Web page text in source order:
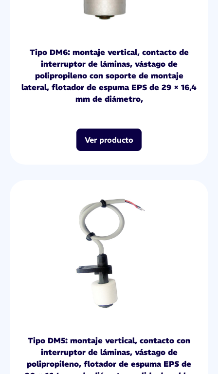
Tipo DM6: montaje vertical, contacto de
interruptor de láminas, vástago de
polipropileno con soporte de montaje
lateral, flotador de espuma EPS de 29 × 16,4
mm de diámetro,
Ver producto
Tipo DM5: montaje vertical, contacto con
interruptor de láminas, vástago de
polipropileno, flotador de espuma EPS de